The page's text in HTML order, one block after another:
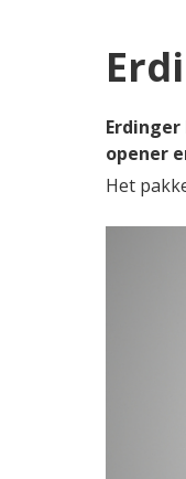
opener
Het